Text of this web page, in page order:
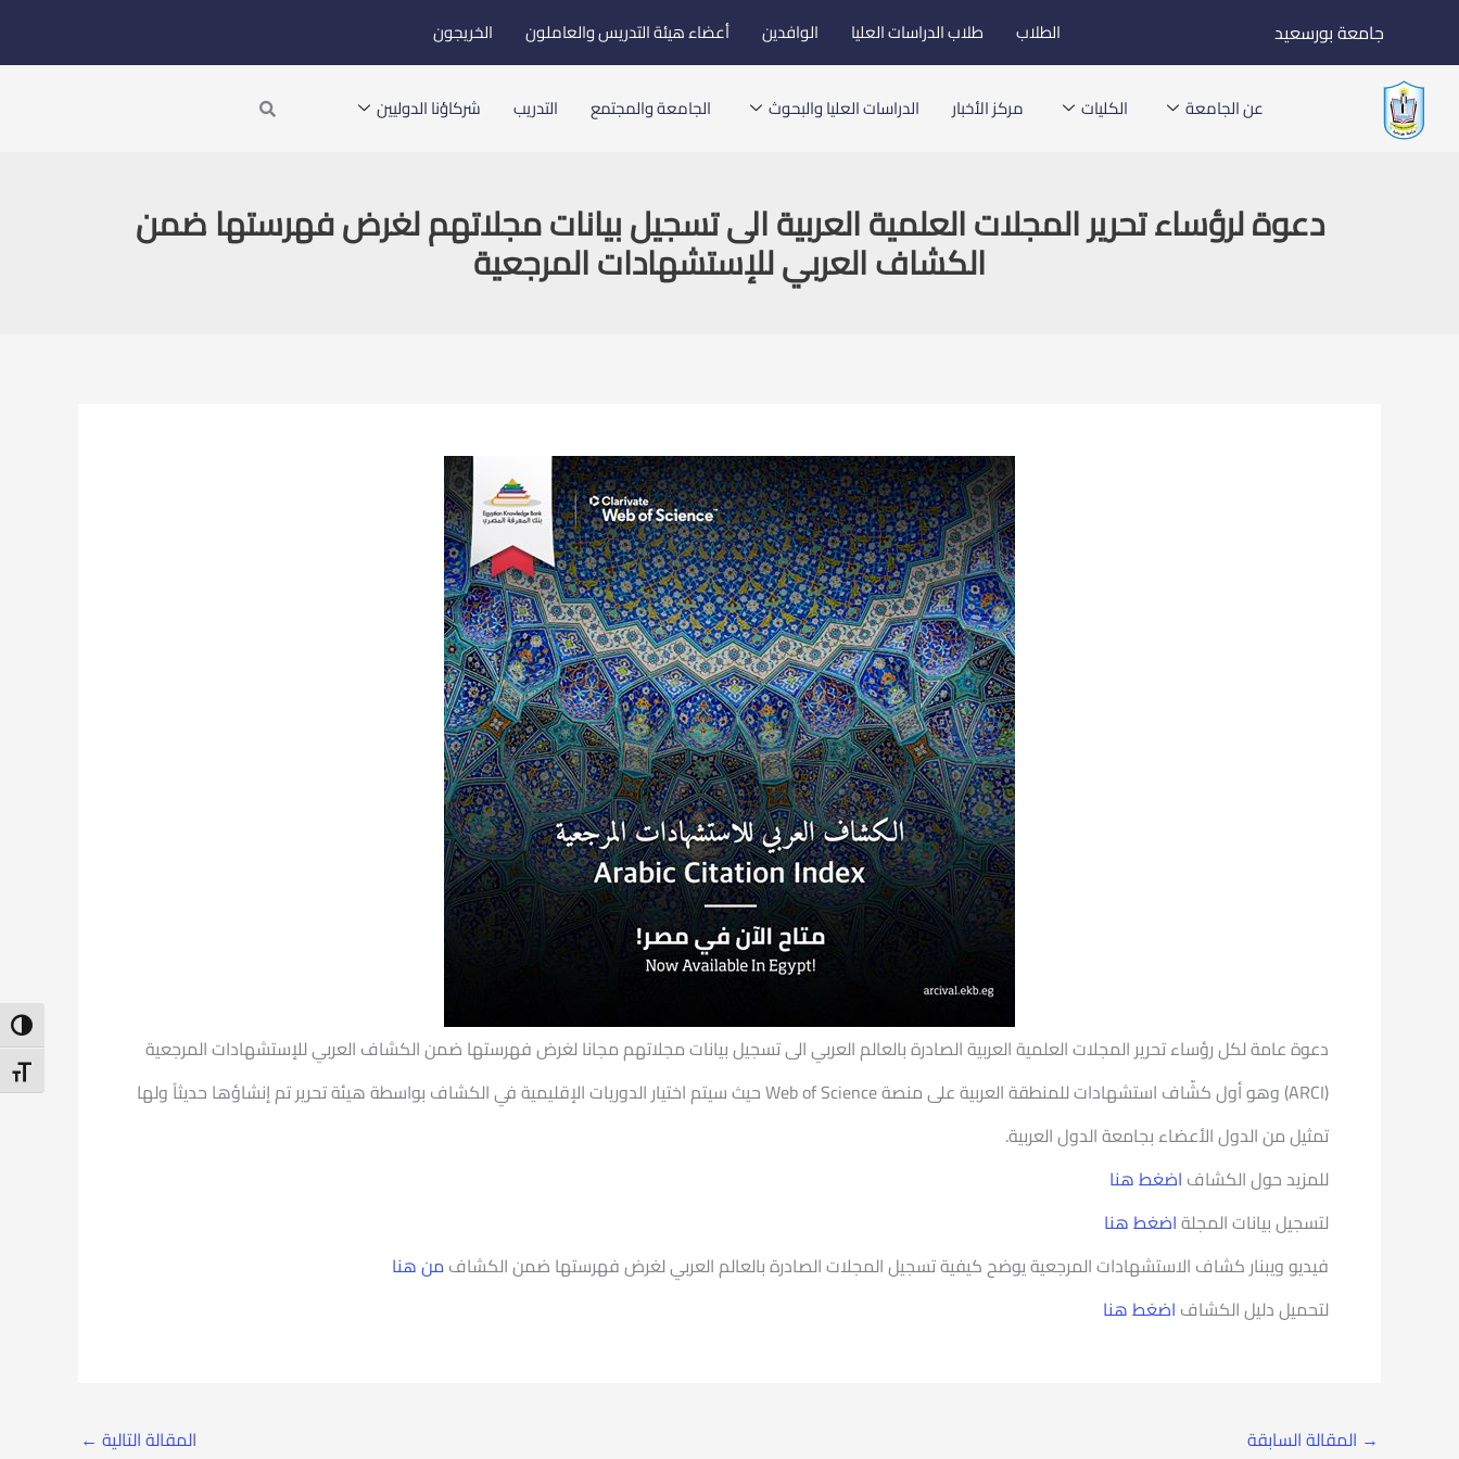
إلى
المحتوى
جامعة بورسعيد الطلاب طلاب الدراسات العليا الوافدين أعضاء هيئة التدريس والعاملون الخريجون
عن الجامعة الكليات مركز الأخبار الدراسات العليا والبحوث الجامعة والمجتمع التدريب شركاؤنا الدوليين Search
دعوة لرؤساء تحرير المجلات العلمية العربية الى تسجيل بيانات مجلاتهم لغرض فهرستها ضمن
الكشاف العربي للإستشهادات المرجعية
دعوة عامة لكل رؤساء تحرير المجلات العلمية العربية الصادرة بالعالم العربي الى تسجيل بيانات مجلاتهم مجانا لغرض فهرستها ضمن الكشاف العربي للإستشهادات المرجعية
(ARCI) وهو أول كشّاف استشهادات للمنطقة العربية على منصة Web of Science حيث سيتم اختيار الدوريات الإقليمية في الكشاف بواسطة هيئة تحرير تم إنشاؤها حديثاً ولها
تمثيل من الدول الأعضاء بجامعة الدول العربية.
للمزيد حول الكشاف اضغط هنا
لتسجيل بيانات المجلةاضغط هنا
فيديو ويبنار كشاف الاستشهادات المرجعية يوضح كيفية تسجيل المجلات الصادرة بالعالم العربي لغرض فهرستها ضمن الكشاف من هنا
لتحميل دليل الكشاف اضغط هنا
→ المقالة السابقة المقالة التالية ←